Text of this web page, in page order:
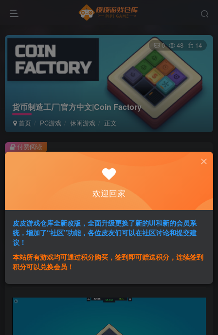
货币制造工厂|官方中文|Coin Factory
首页 PC游戏 休闲游戏 正文
0 48 14
此内容为付费阅读，请付费后查看
1积分
黄金会员免费 超级会员免费
登录购买
付费阅读
群主1号
欢迎回家
皮皮游戏仓库全新改版，全面升级更换了新的UI和新的会员系
统，增加了“社区”功能，各位皮友们可以在社区讨论和提交建
议！
本站所有游戏均可通过积分购买，签到即可赠送积分，连续签到
积分可以兑换会员！